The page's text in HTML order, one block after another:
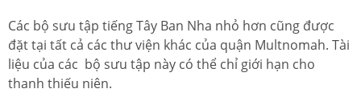
Các bộ sưu tập tiếng Tây Ban Nha nhỏ hơn cũng được
đặt tại tất cả các thư viện khác của quận Multnomah. Tài
liệu của các bộ sưu tập này có thể chỉ giới hạn cho
thanh thiếu niên.